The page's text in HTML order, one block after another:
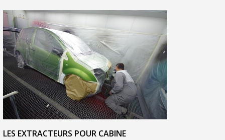
Gagnez des points de fidélité à chaque commande
Livraison sous 24 h en France Métropolitaine
Retour produits sous 14 jours
Réduction de 5€ sur la première commande
10€ de bon d'achat pour chaque parrainage
Inscription à la newsletter : 5€ de réduction
LES EXTRACTEURS POUR CABINE